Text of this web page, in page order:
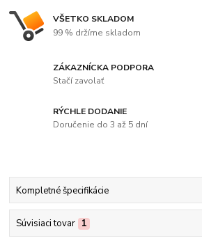
VŠETKO SKLADOM
99 % držíme skladom
ZÁKAZNÍCKA PODPORA
Stačí zavolať
RÝCHLE DODANIE
Doručenie do 3 až 5 dní
Kompletné špecifikácie
Súvisiaci tovar 1